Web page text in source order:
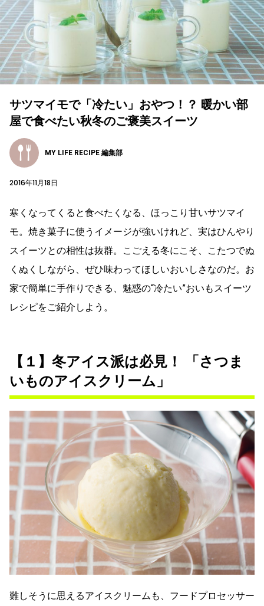
サツマイモで「冷たい」おやつ！？ 暖かい部
屋で食べたい秋冬のご褒美スイーツ
MY LIFE RECIPE 編集部
2016年11月18日
寒くなってくると食べたくなる、ほっこり甘いサツマイ
モ。焼き菓子に使うイメージが強いけれど、実はひんやり
スイーツとの相性は抜群。こごえる冬にこそ、こたつでぬ
くぬくしながら、ぜひ味わってほしいおいしさなのだ。お
家で簡単に手作りできる、魅惑の“冷たい”おいもスイーツ
レシピをご紹介しよう。
【１】冬アイス派は必見！ 「さつま
いものアイスクリーム」
難しそうに思えるアイスクリームも、フードプロセッサー